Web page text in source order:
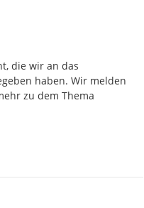
die wir an das
haben. Wir melden
zu dem Thema